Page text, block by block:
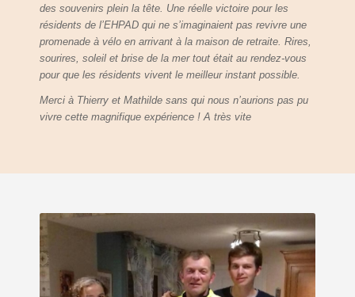
des souvenirs plein la tête. Une réelle victoire pour les
résidents de l’EHPAD qui ne s’imaginaient pas revivre une
promenade à vélo en arrivant à la maison de retraite. Rires,
sourires, soleil et brise de la mer tout était au rendez-vous
pour que les résidents vivent le meilleur instant possible.
Merci à Thierry et Mathilde sans qui nous n’aurions pas pu
vivre cette magnifique expérience ! A très vite